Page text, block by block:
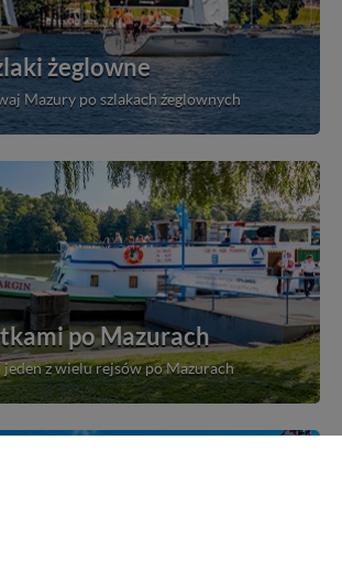
żeglowne
Mazury po szlakach żeglownych
po Mazurach
jeden z wielu rejsów po Mazurach